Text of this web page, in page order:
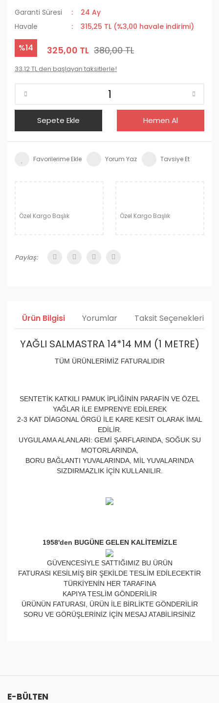
Garanti Süresi
24 Ay
Havale
315,25 TL (%3,00 havale indirimi)
%14 325,00 TL 380,00 TL
33,12 TL den başlayan taksitlerle!
Sepete Ekle Hemen Al
Yorum Yaz Tavsiye Et
Özel Kargo Başlık Özel Kargo Başlık
Paylaş:
Ürün Bilgisi Yorumlar Taksit Seçenekleri
YAĞLI SALMASTRA 14*14 MM (1 METRE)
TÜM ÜRÜNLERİMİZ FATURALIDIR
SENTETİK KATKILI PAMUK İPLİĞİNİN PARAFİN VE ÖZEL
YAĞLAR İLE EMPRENYE EDİLEREK
2-3 KAT DİAGONAL ÖRGÜ İLE KARE KESİT OLARAK İMAL
EDİLİR.
UYGULAMA ALANLARI: GEMİ ŞARFLARINDA, SOĞUK SU
MOTORLARINDA,
BORU BAĞLANTI YUVALARINDA, MİL YUVALARINDA
SIZDIRMAZLIK İÇİN KULLANILIR.
1958'den BUGÜNE GELEN KALİTEMİZLE
GÜVENCESİYLE SATTIĞIMIZ BU ÜRÜN
FATURASI KESİLMİŞ BİR ŞEKİLDE TESLİM EDİLECEKTİR
TÜRKİYENİN HER TARAFINA
KAPIYA TESLİM GÖNDERİLİR
ÜRÜNÜN FATURASI, ÜRÜN İLE BİRLİKTE GÖNDERİLİR
SORU VE GÖRÜŞLERİNİZ İÇİN MESAJ ATABİLİRSİNİZ
Ürün resmi kalitesiz, bozuk veya görüntülenemiyor.
E-BÜLTEN